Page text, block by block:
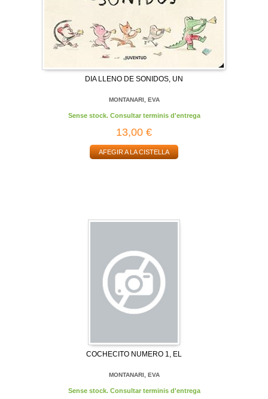
DIA LLENO DE SONIDOS, UN
MONTANARI, EVA
Sense stock. Consultar terminis d'entrega
13,00 €
AFEGIR A LA CISTELLA
COCHECITO NUMERO 1, EL
MONTANARI, EVA
Sense stock. Consultar terminis d'entrega